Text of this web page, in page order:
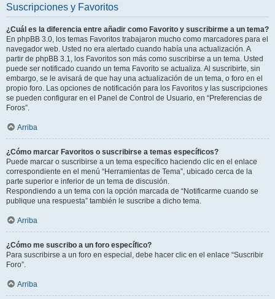
Suscripciones y Favoritos
¿Cuál es la diferencia entre añadir como Favorito y suscribirme a un tema?
En phpBB 3.0, los temas Favoritos trabajaron mucho como marcadores para el
navegador web. Usted no era alertado cuando había una actualización. A
partir de phpBB 3.1, los Favoritos son más como suscribirse a un tema. Usted
puede ser notificado cuando un tema Favorito se actualiza. Al suscribirte, sin
embargo, se le avisará de que hay una actualización de un tema, o foro en el
propio foro. Las opciones de notificación para los Favoritos y las suscripciones
se pueden configurar en el Panel de Control de Usuario, en “Preferencias de
Foros”.
Arriba
¿Cómo marcar Favoritos o suscribirse a temas específicos?
Puede marcar o suscribirse a un tema específico haciendo clic en el enlace
correspondiente en el menú “Herramientas de Tema”, ubicado cerca de la
parte superior e inferior de un tema de discusión.
Respondiendo a un tema con la opción marcada de “Notificarme cuando se
publique una respuesta” también le suscribe a dicho tema.
Arriba
¿Cómo me suscribo a un foro específico?
Para suscribirse a un foro en especial, debe hacer clic en el enlace “Suscribir
Foro”.
Arriba